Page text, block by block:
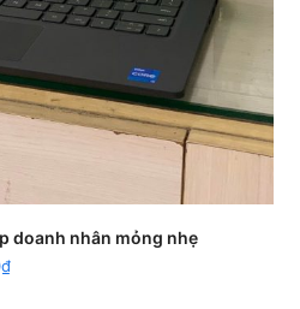
doanh nhân mỏng nhẹ
₫